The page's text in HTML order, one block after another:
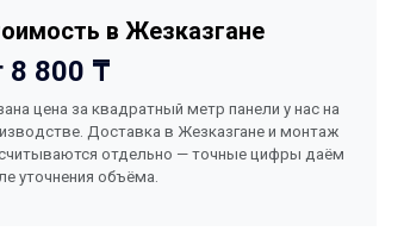
в Жезказгане
8 800 ₸
цена за квадратный метр панели у нас на
Доставка в Жезказгане и монтаж
отдельно — точные цифры даём
уточнения объёма.